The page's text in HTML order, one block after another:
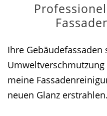
Ihre
meine
neuen Glanz erstrahlen.